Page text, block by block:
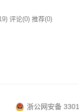
评论(0) 推荐(0)
浙公网安备